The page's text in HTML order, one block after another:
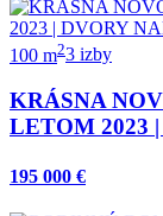
100 m23 izby
KRÁSNA
LETOM 2023
195 000 €